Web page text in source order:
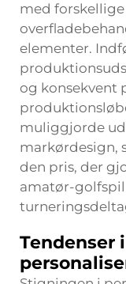
med
elementer.
og konsekvent
muliggjorde
markørdesign,
den pris, der
amatør-
Tendenser